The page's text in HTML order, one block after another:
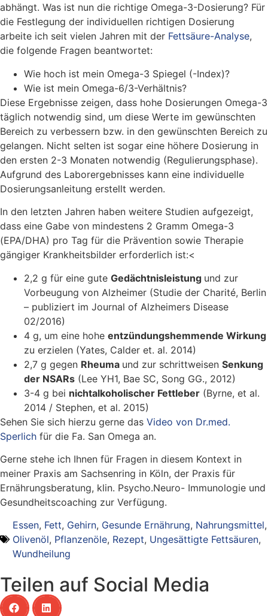
abhängt. Was ist nun die richtige Omega-3-Dosierung? Für
die Festlegung der individuellen richtigen Dosierung
arbeite ich seit vielen Jahren mit der Fettsäure-Analyse,
die folgende Fragen beantwortet:
Wie hoch ist mein Omega-3 Spiegel (-Index)?
Wie ist mein Omega-6/3-Verhältnis?
Diese Ergebnisse zeigen, dass hohe Dosierungen Omega-3
täglich notwendig sind, um diese Werte im gewünschten
Bereich zu verbessern bzw. in den gewünschten Bereich zu
gelangen. Nicht selten ist sogar eine höhere Dosierung in
den ersten 2-3 Monaten notwendig (Regulierungsphase).
Aufgrund des Laborergebnisses kann eine individuelle
Dosierungsanleitung erstellt werden.
In den letzten Jahren haben weitere Studien aufgezeigt,
dass eine Gabe von mindestens 2 Gramm Omega-3
(EPA/DHA) pro Tag für die Prävention sowie Therapie
gängiger Krankheitsbilder erforderlich ist:<
2,2 g für eine gute Gedächtnisleistung und zur
Vorbeugung von Alzheimer (Studie der Charité, Berlin
– publiziert im Journal of Alzheimers Disease
02/2016)
4 g, um eine hohe entzündungshemmende Wirkung
zu erzielen (Yates, Calder et. al. 2014)
2,7 g gegen Rheuma und zur schrittweisen Senkung
der NSARs (Lee YH1, Bae SC, Song GG., 2012)
3-4 g bei nichtalkoholischer Fettleber (Byrne, et al.
2014 / Stephen, et al. 2015)
Sehen Sie sich hierzu gerne das Video von Dr.med.
Sperlich für die Fa. San Omega an.
Gerne stehe ich Ihnen für Fragen in diesem Kontext in
meiner Praxis am Sachsenring in Köln, der Praxis für
Ernährungsberatung, klin. Psycho.Neuro- Immunologie und
Gesundheitscoaching zur Verfügung.
Essen, Fett, Gehirn, Gesunde Ernährung, Nahrungsmittel,
Olivenöl, Pflanzenöle, Rezept, Ungesättigte Fettsäuren,
Wundheilung
Teilen auf Social Media